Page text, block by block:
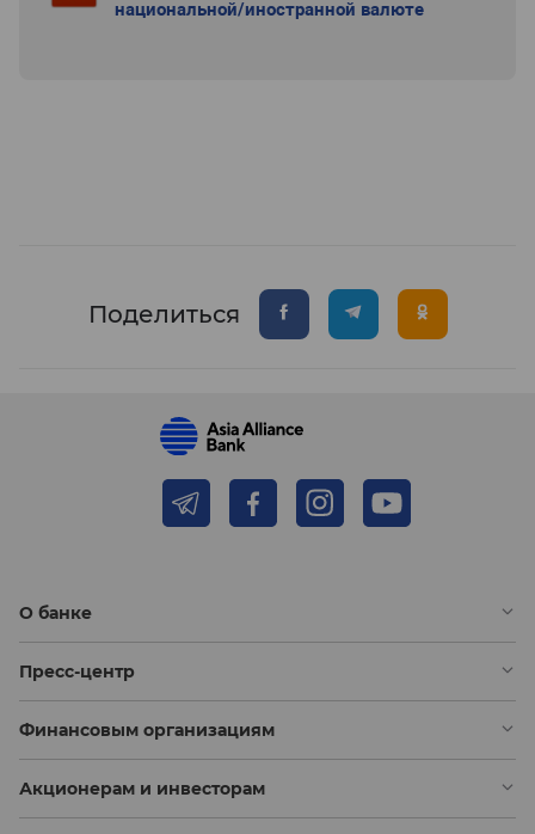
национальной/иностранной валюте
Поделиться
О банке
Пресс-центр
Финансовым организациям
Акционерам и инвесторам